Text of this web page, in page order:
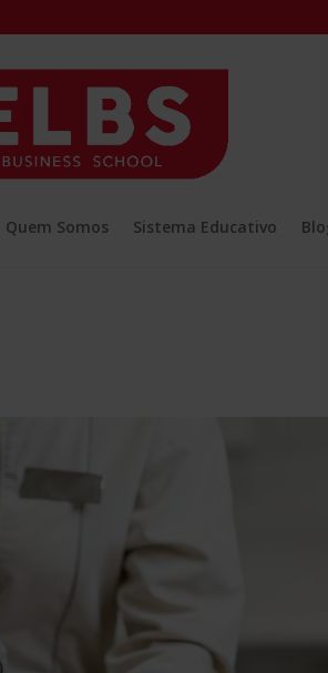
Quem Somos Sistema Educativo